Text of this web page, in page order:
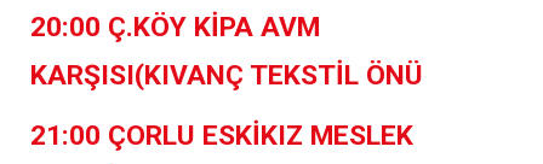
20:00 Ç.KÖY KİPA AVM
KARŞISI(KIVANÇ TEKSTİL ÖNÜ
21:00 ÇORLU ESKİKIZ MESLEK